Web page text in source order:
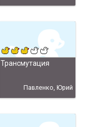
Трансмутация
Павленко, Юрий